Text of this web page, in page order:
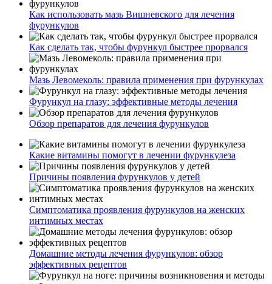
Как использовать мазь Вишневского для лечения
фурункулов
Как сделать так, чтобы фурункул быстрее прорвался
Мазь Левомеколь: правила применения при фурункулах
Фурункул на глазу: эффективные методы лечения
Обзор препаратов для лечения фурункулов
Какие витамины помогут в лечении фурункулеза
Причины появления фурункулов у детей
Симптоматика проявления фурункулов на женских
интимных местах
Домашние методы лечения фурункулов: обзор
эффективных рецептов